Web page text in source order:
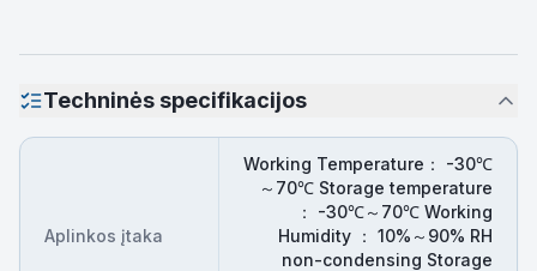
Techninės specifikacijos
Aplinkos įtaka
Working Temperature： -30℃
～70℃ Storage temperature
： -30℃～70℃ Working
Humidity ： 10%～90% RH
non-condensing Storage